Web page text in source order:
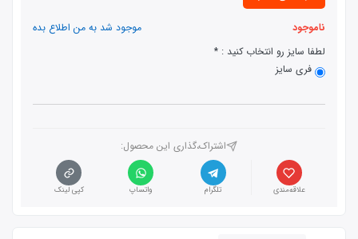
ناموجود
موجود شد به من اطلاع بده
لطفا سایز رو انتخاب کنید :
فری سایز
اشتراک،گذاری این محصول‌:
علاقه‌مندی تلگرام واتساپ کپی لینک